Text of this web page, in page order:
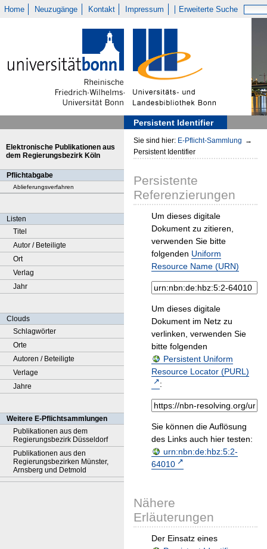
Home Neuzugänge Kontakt Impressum Erweiterte Suche
Persistent Identifier
Elektronische Publikationen aus
dem Regierungsbezirk Köln
Pflichtabgabe
Ablieferungsverfahren
Listen
Titel
Autor / Beteiligte
Ort
Verlag
Jahr
Clouds
Schlagwörter
Orte
Autoren / Beteiligte
Verlage
Jahre
Weitere E-Pflichtsammlungen
Publikationen aus dem
Regierungsbezirk Düsseldorf
Publikationen aus den
Regierungsbezirken Münster,
Arnsberg und Detmold
Sie sind hier: E-Pflicht-Sammlung →
Persistent Identifier
Persistente
Referenzierungen
Um dieses digitale
Dokument zu zitieren,
verwenden Sie bitte
folgenden Uniform
Resource Name (URN)
Um dieses digitale
Dokument im Netz zu
verlinken, verwenden Sie
bitte folgenden
Persistent Uniform
Resource Locator (PURL)
:
Sie können die Auflösung
des Links auch hier testen:
urn:nbn:de:hbz:5:2-
64010
Nähere
Erläuterungen
Der Einsatz eines